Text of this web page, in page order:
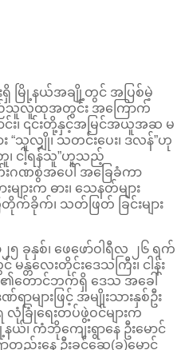
ရှိ မြို့နယ်အချို့တွင် အပြစ်မဲ့
ြည်သူလူထုအတွင်း အကြောက်
င်း၊ ၎င်းတို့နှင့်အမြင်အယူအဆ မ
“သူလျှို၊ သတင်းပေး၊ ဒလန်”ဟု
တူ၊ ငါ့ရန်သူ”ဟူသည့်
ဏစွဲအပေါ် အခြေခံကာ
းက ဓား၊ သေနတ်များ
ခိုက်၊ သတ်ဖြတ် ခြင်းများ
ခုနှစ်၊ ဖေဖော်ဝါရီလ ၂၆ ရက်
န္တလေးတိုင်းဒေသကြီး၊ ငါန်း
၏တောင်ဘက်ရှိ ဒေသ အခေါ်
များဖြင့် အမျိုးသားနှစ်ဦး
ခြုံရေးတပ်ဖွဲ့ဝင်များက
နယ်၊ ကံဘိုကျေးရွာနေ ဦးမောင်
တည်းနေ ဦးခင်ဆွေ(ခ)မောင်